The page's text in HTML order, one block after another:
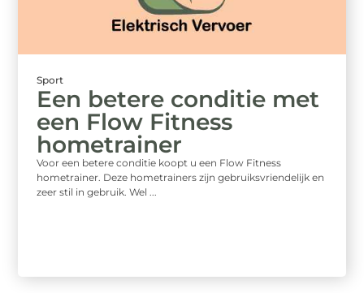
Sport
Een betere conditie met
een Flow Fitness
hometrainer
Voor een betere conditie koopt u een Flow Fitness
hometrainer. Deze hometrainers zijn gebruiksvriendelijk en
zeer stil in gebruik. Wel ...